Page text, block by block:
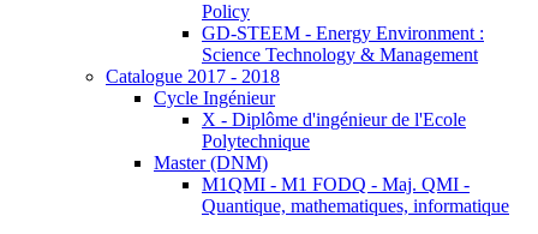
Policy
GD-STEEM - Energy Environment :
Science Technology & Management
Catalogue 2017 - 2018
Cycle Ingénieur
X - Diplôme d'ingénieur de l'Ecole
Polytechnique
Master (DNM)
M1QMI - M1 FODQ - Maj. QMI -
Quantique, mathematiques, informatique